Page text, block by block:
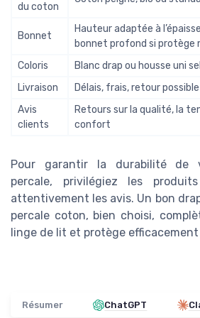
du coton
Bonnet
Hauteur adaptée à
bonnet profond si protège
Coloris
Blanc drap ou housse uni
Livraison
Délais, frais, retour possible
Avis
clients
Retours sur la qualité, la
confort
Pour garantir la durabilité de
percale, privilégiez les
attentivement les avis. Un bon
percale coton, bien choisi,
linge de lit et protège
Résumer ChatGPT